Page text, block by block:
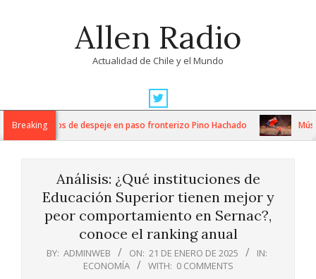
Allen Radio
Actualidad de Chile y el Mundo
Navigation
MenuBreaking
trabajos de despeje en paso fronterizo Pino Hachado Música:
Análisis: ¿Qué instituciones de
Educación Superior tienen mejor y
peor comportamiento en Sernac?,
conoce el ranking anual
BY: ADMINWEB ON: 21 DE ENERO DE 2025
IN:
ECONOMÍA
WITH: 0 COMMENTS